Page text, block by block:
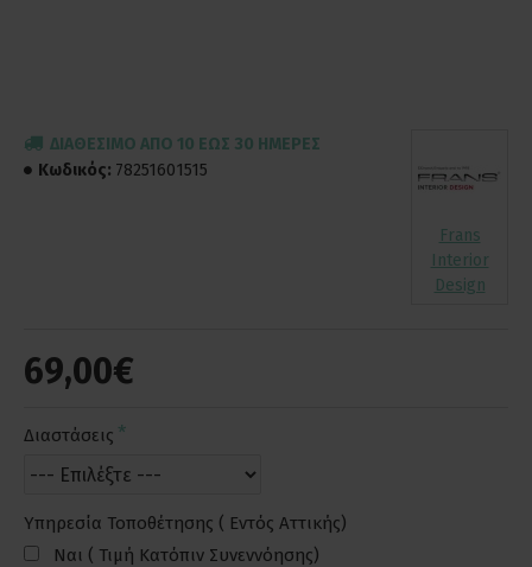
69,00€
ΔΙΑΘΈΣΙΜΟ ΑΠΌ 10 ΈΩΣ 30 ΗΜΈΡΕΣ
Κωδικός: 78251601515
Frans
Interior
Design
Διαστάσεις
Υπηρεσία Τοποθέτησης ( Εντός Αττικής)
Ναι ( Τιμή Κατόπιν Συνεννόησης)